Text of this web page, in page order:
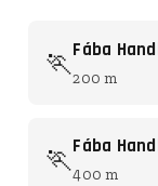
🏃Fába
200 m
🏃Fába
400 m